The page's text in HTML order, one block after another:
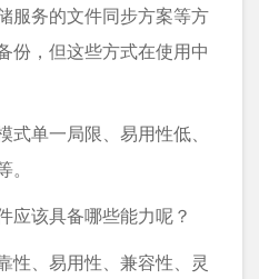
服务的⽂件同步⽅案等⽅
份，但这些⽅式在使⽤中
单⼀局限、易⽤性低、
应该具备哪些能力呢？
、易用性、兼容性、灵